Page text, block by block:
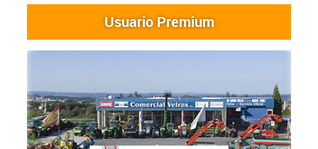
Usuario Premium